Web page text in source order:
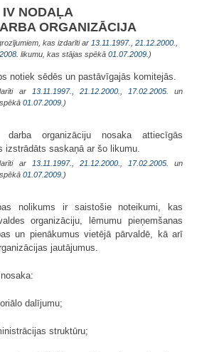
IV NODAĻA
ORGANIZĀCIJA
kas izdarīti ar 13.11.1997. 21.12.2000.
. likumu, kas stājas spēkā 01.07.2009. )
notiek sēdēs un pastāvīgajās komitejās.
ar 13.11.1997. 21.12.2000. 17.02.2005.
un
01.07.2009. )
organizāciju nosaka attiecīgās
saskaņā ar šo likumu.
ar 13.11.1997. 21.12.2000. 17.02.2005.
un
01.07.2009. )
nolikums ir saistošie noteikumi, kas
organizāciju, lēmumu pieņemšanas
un pienākumus vietējā pārvaldē, kā arī
jautājumus.
dalījumu;
struktūru;